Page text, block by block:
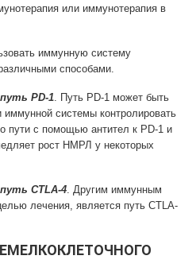
или иммунотерапия в
иммунную систему
способами.
PD-1 . Путь PD-1 может быть
системы контролировать
пути с помощью антител к PD-1 и
рост НМРЛ у некоторых
CTLA-4 . Другим иммунным
лечения, является путь CTLA-